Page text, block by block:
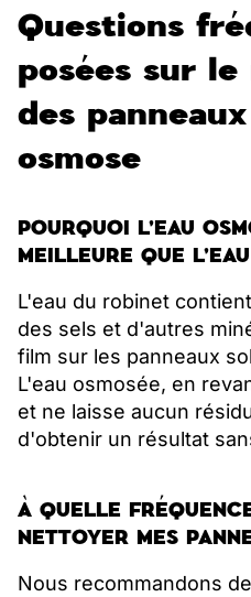
Questions
posées sur
des
osmose
POURQUOI L'EAU
MEILLEURE QUE
L'eau du robinet
des sels et d'autres
film sur les panneaux
L'eau osmosée, en
et ne laisse aucun
d'obtenir un résultat
À QUELLE
NETTOYER MES
Nous recommandons